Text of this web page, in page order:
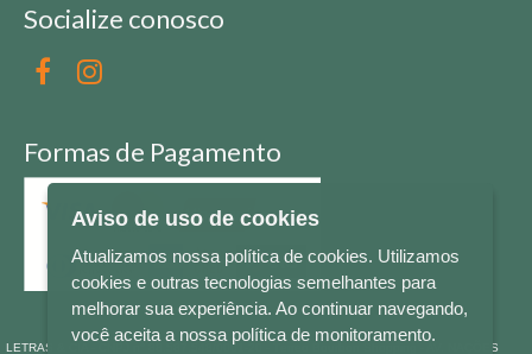
Socialize conosco
Formas de Pagamento
LETRAS & CIA - CNPJ n° 88.587.548/0001-20 - Térreo Bourbon Shopping - AV. NAÇÕES
Aviso de uso de cookies
Atualizamos nossa política de cookies. Utilizamos
cookies e outras tecnologias semelhantes para
melhorar sua experiência. Ao continuar navegando,
você aceita a nossa política de monitoramento.